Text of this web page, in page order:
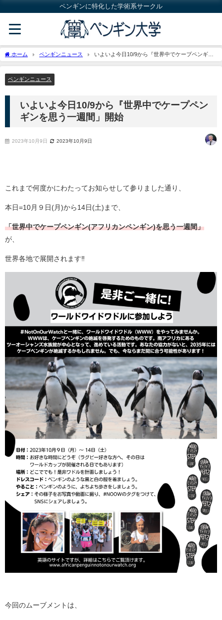
ペンギンに特化した学術系サークル
ホーム ペンギンニュース
いよいよ今日10/9から『世界中でケープペンギン
を思う一週間」開始
ペンギンニュース
いよいよ今日10/9から『世界中でケープペン
ギンを思う一週間」開始
2023年10月9日 2023年10月9日
これまで何度かにわたってお知らせして参りました通り、
本日=10月９日(月)から14日(土)まで
「世界中でケープペンギン(アフリカンペンギン)を思う一週間」
が、
世界各地で展開されます‼️
今回のムーブメントは、